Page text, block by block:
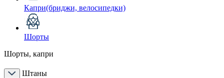
Капри(бриджи, велосипедки)
Шорты
Шорты, капри
Штаны